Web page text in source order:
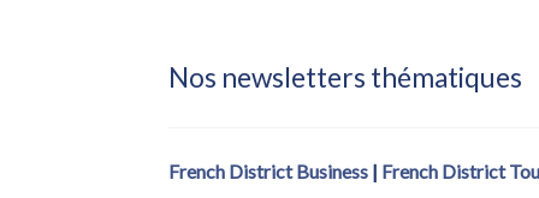
Nos newsletters thématiques
French District Business | French District